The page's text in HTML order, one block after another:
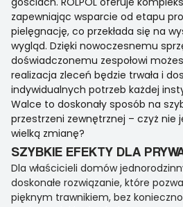
zapewniając wsparcie od etapu
pielęgnację, co przekłada się na
wygląd. Dzięki nowoczesnemu
doświadczonemu zespołowi
realizacja zleceń będzie trwała i
indywidualnych potrzeb każdej
Walce to doskonały sposób na
przestrzeni zewnętrznej – czyż
wielką zmianę?
SZYBKIE EFEKTY DLA
Dla właścicieli domów
doskonałe rozwiązanie, które
pięknym trawnikiem, bez